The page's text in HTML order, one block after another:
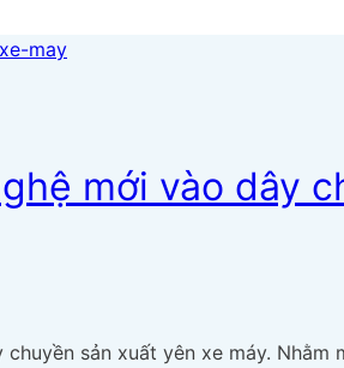
mới vào dây
sản xuất yên xe máy. Nhằm